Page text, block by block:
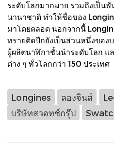
ระดับโลกมากมาย รวมถึงเป็น
นานาชาติ ทำให้ชื่อของ
มาโดยตลอด นอกจากนี้
ทรายติดปีกยังเป็นส่วนหนึ่งขอ
ผู้ผลิตนาฬิกาชั้นนำระดับโลก แ
ต่าง ๆ ทั่วโลกกว่า 150 ประเทศ
Longines ลองจินส์
บริษัทสวอทช์กรุ๊ป